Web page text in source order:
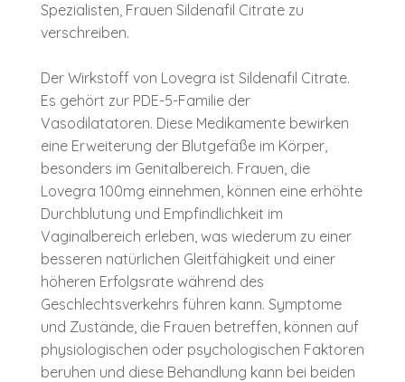
Spezialisten, Frauen Sildenafil Citrate zu
verschreiben.
Der Wirkstoff von Lovegra ist Sildenafil Citrate.
Es gehört zur PDE-5-Familie der
Vasodilatatoren. Diese Medikamente bewirken
eine Erweiterung der Blutgefäße im Körper,
besonders im Genitalbereich. Frauen, die
Lovegra 100mg einnehmen, können eine erhöhte
Durchblutung und Empfindlichkeit im
Vaginalbereich erleben, was wiederum zu einer
besseren natürlichen Gleitfähigkeit und einer
höheren Erfolgsrate während des
Geschlechtsverkehrs führen kann. Symptome
und Zustände, die Frauen betreffen, können auf
physiologischen oder psychologischen Faktoren
beruhen und diese Behandlung kann bei beiden